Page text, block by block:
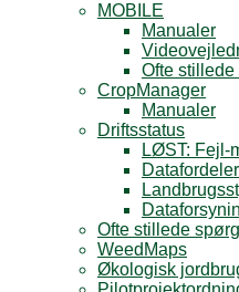
MOBILE
Manualer
Ofte
CropManager
Manualer
Driftsstatus
LØST: Fejl-
Ofte stillede
WeedMaps
Økologisk